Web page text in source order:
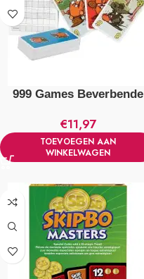
999 Games Beverbende
€11,97
TOEVOEGEN AAN
WINKELWAGEN